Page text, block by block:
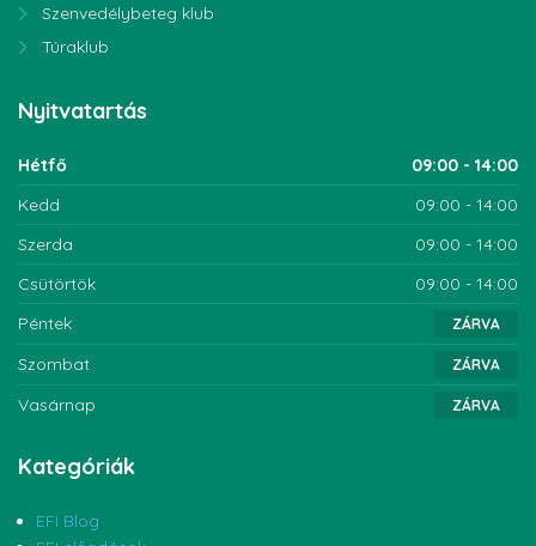
Szenvedélybeteg klub
Túraklub
Nyitvatartás
Hétfő
09:00 - 14:00
Kedd
09:00 - 14:00
Szerda
09:00 - 14:00
Csütörtök
09:00 - 14:00
Péntek
ZÁRVA
Szombat ZÁRVA
Vasárnap ZÁRVA
Kategóriák
EFI Blog